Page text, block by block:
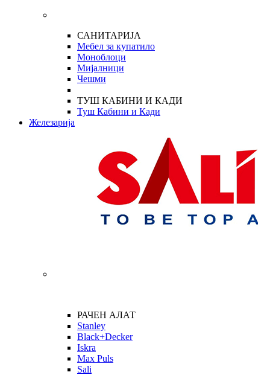
САНИТАРИЈА
Мебел за купатило
Моноблоци
Мијалници
Чешми
ТУШ КАБИНИ И КАДИ
Туш Кабини и Кади
Железарија
РАЧЕН АЛАТ
Stanley
Black+Decker
Iskra
Max Puls
Sali